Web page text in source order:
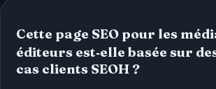
Cette page SEO pour les
éditeurs est‑elle basée sur
cas clients SEOH ?